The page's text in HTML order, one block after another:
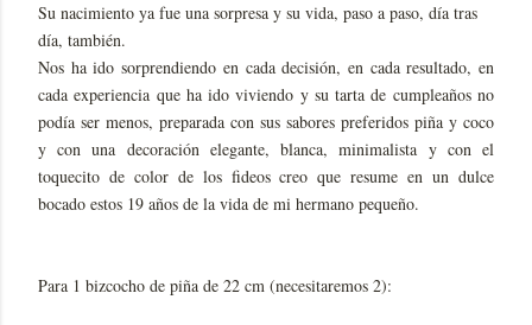
Su nacimiento ya fue una sorpresa y su vida, paso a paso, día tras
día, también.
Nos ha ido sorprendiendo en cada decisión, en cada resultado, en
cada experiencia que ha ido viviendo y su tarta de cumpleaños no
podía ser menos, preparada con sus sabores preferidos piña y coco
y con una decoración elegante, blanca, minimalista y con el
toquecito de color de los fideos creo que resume en un dulce
bocado estos 19 años de la vida de mi hermano pequeño.
Para 1 bizcocho de piña de 22 cm (necesitaremos 2):